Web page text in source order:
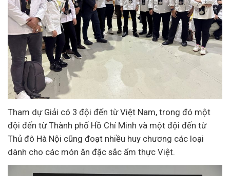
Tham dự Giải có 3 đội đến từ Việt Nam, trong đó một
đội đến từ Thành phố Hồ Chí Minh và một đội đến từ
Thủ đô Hà Nội cũng đoạt nhiều huy chương các loại
dành cho các món ăn đặc sắc ẩm thực Việt.